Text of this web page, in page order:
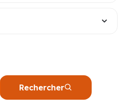
Rechercher